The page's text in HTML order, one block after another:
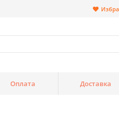
Оплата Доставка